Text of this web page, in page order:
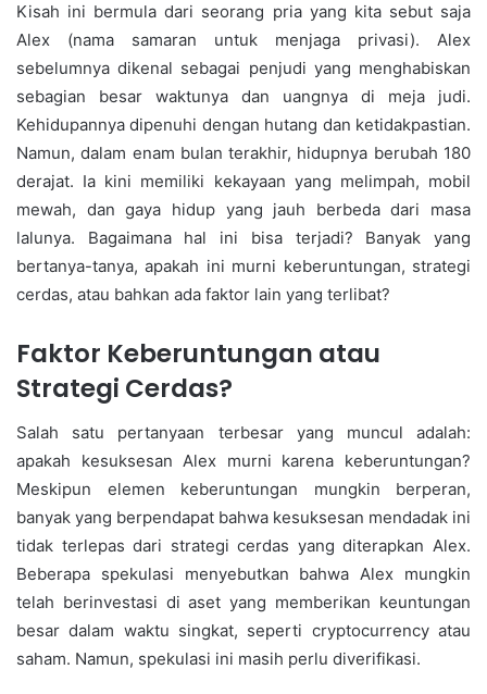
Kisah ini bermula dari seorang pria yang kita sebut saja
Alex (nama samaran untuk menjaga privasi). Alex
sebelumnya dikenal sebagai penjudi yang menghabiskan
sebagian besar waktunya dan uangnya di meja judi.
Kehidupannya dipenuhi dengan hutang dan ketidakpastian.
Namun, dalam enam bulan terakhir, hidupnya berubah 180
derajat. Ia kini memiliki kekayaan yang melimpah, mobil
mewah, dan gaya hidup yang jauh berbeda dari masa
lalunya. Bagaimana hal ini bisa terjadi? Banyak yang
bertanya-tanya, apakah ini murni keberuntungan, strategi
cerdas, atau bahkan ada faktor lain yang terlibat?
Faktor Keberuntungan atau
Strategi Cerdas?
Salah satu pertanyaan terbesar yang muncul adalah:
apakah kesuksesan Alex murni karena keberuntungan?
Meskipun elemen keberuntungan mungkin berperan,
banyak yang berpendapat bahwa kesuksesan mendadak ini
tidak terlepas dari strategi cerdas yang diterapkan Alex.
Beberapa spekulasi menyebutkan bahwa Alex mungkin
telah berinvestasi di aset yang memberikan keuntungan
besar dalam waktu singkat, seperti cryptocurrency atau
saham. Namun, spekulasi ini masih perlu diverifikasi.